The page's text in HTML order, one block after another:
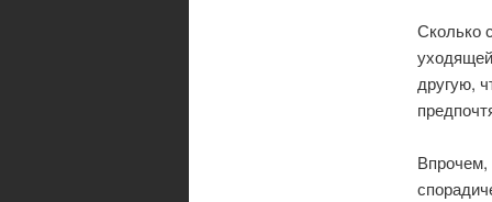
Сколько
другую,
Впрочем,